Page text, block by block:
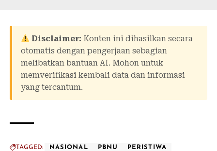
Disclaimer: Konten ini dihasilkan secara
otomatis dengan pengerjaan sebagian
melibatkan bantuan AI. Mohon untuk
memverifikasi kembali data dan informasi
yang tercantum.
TAGGED: NASIONAL PBNU PERISTIWA